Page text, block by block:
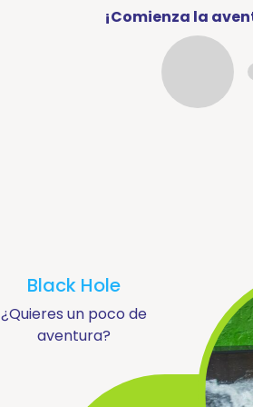
frecuentes
Precios
¡Comienza la
Black Hole
¿Quieres un poco de
aventura?